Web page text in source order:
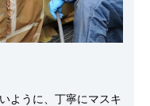
ように、丁寧にマスキ